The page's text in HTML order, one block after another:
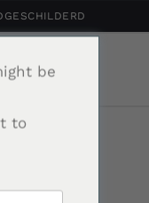
be
to